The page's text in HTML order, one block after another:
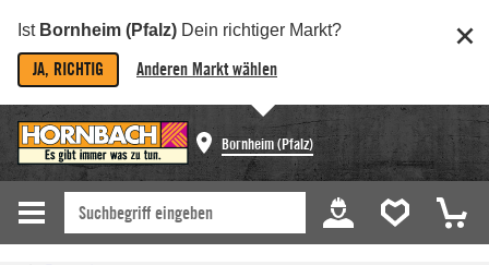
Ist Bornheim (Pfalz) Dein richtiger Markt?
JA, RICHTIG Anderen Markt wählen
Bornheim (Pfalz)